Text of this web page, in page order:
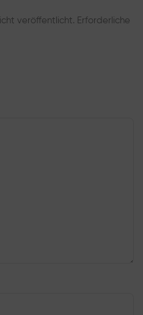
veröffentlicht. Erforderliche